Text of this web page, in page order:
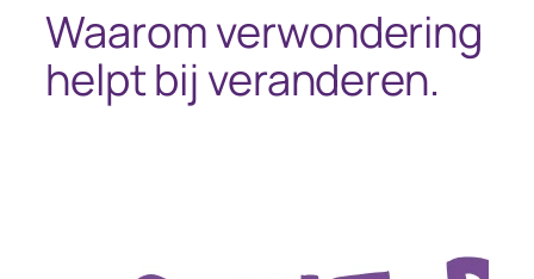
Waarom verwondering
helpt bij veranderen.